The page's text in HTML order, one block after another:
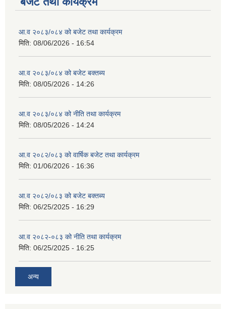
आ.व २०८३/०८४ को बजेट तथा कार्यक्रम
मिति: 08/06/2026 - 16:54
आ.व २०८३/०८४ को बजेट बक्तब्य
मिति: 08/05/2026 - 14:26
आ.व २०८३/०८४ को नीति तथा कार्यक्रम
मिति: 08/05/2026 - 14:24
आ.व २०८२/०८३ को वार्षिक बजेट तथा कार्यक्रम
मिति: 01/06/2026 - 16:36
आ.व २०८२/०८३ को बजेट बक्तब्य
मिति: 06/25/2025 - 16:29
आ.व २०८२-०८३ को नीति तथा कार्यक्रम
मिति: 06/25/2025 - 16:25
अन्य